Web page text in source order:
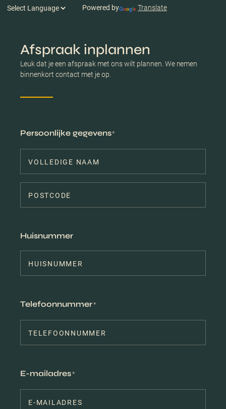
Powered by Translate
Afspraak inplannen
Leuk dat je een afspraak met ons wilt plannen. We nemen
binnenkort contact met je op.
Persoonlijke gegevens*
Huisnummer
Telefoonnummer*
E-mailadres*